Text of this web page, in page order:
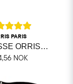
PARIS
LA DÉESSE ORRIS FAST TVÅL
NOK